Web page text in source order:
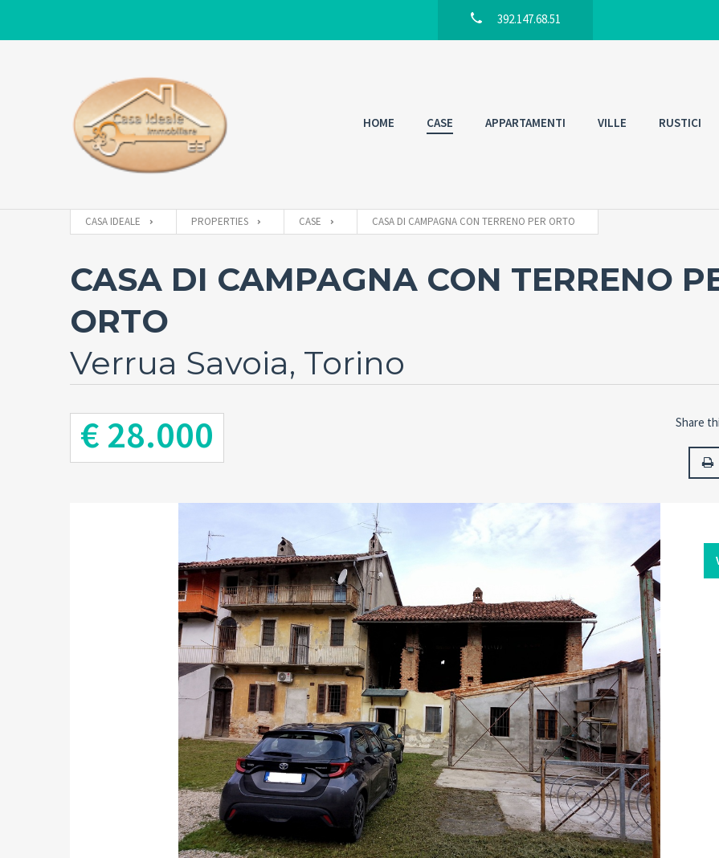
392.147.68.51
HOME CASE APPARTAMENTI VILLE RUSTICI
CASA IDEALE PROPERTIES CASE CASA DI CAMPAGNA CON TERRENO PER ORTO
CASA DI CAMPAGNA CON TERRENO
ORTO
Verrua Savoia, Torino
€ 28.000 Share